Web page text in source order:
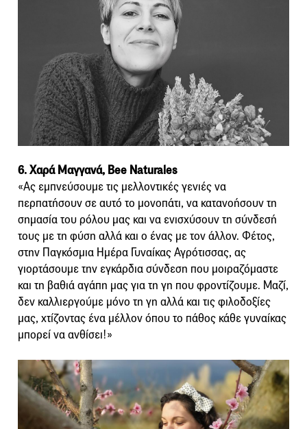
6. Χαρά Μαγγανά, Bee Naturales
«Ας εμπνεύσουμε τις μελλοντικές γενιές να
περπατήσουν σε αυτό το μονοπάτι, να κατανοήσουν τη
σημασία του ρόλου μας και να ενισχύσουν τη σύνδεσή
τους με τη φύση αλλά και ο ένας με τον άλλον. Φέτος,
στην Παγκόσμια Ημέρα Γυναίκας Αγρότισσας, ας
γιορτάσουμε την εγκάρδια σύνδεση που μοιραζόμαστε
και τη βαθιά αγάπη μας για τη γη που φροντίζουμε. Μαζί,
δεν καλλιεργούμε μόνο τη γη αλλά και τις φιλοδοξίες
μας, χτίζοντας ένα μέλλον όπου το πάθος κάθε γυναίκας
μπορεί να ανθίσει!»